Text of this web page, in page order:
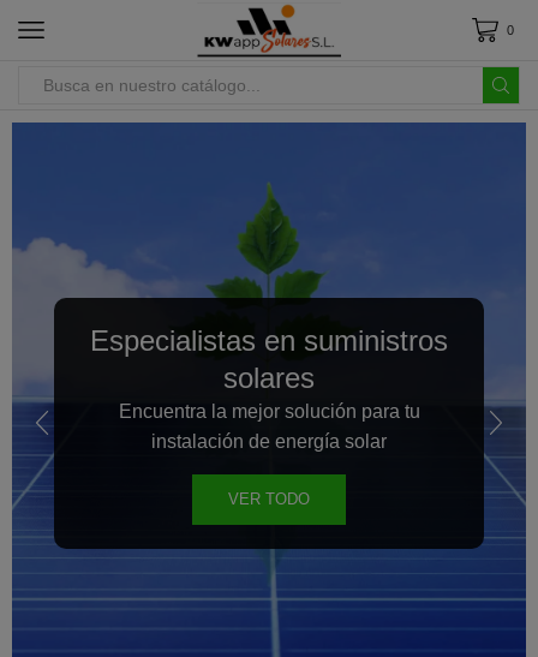
0
Especialistas en suministros
solares
Encuentra la mejor solución para tu
instalación de energía solar
VER TODO